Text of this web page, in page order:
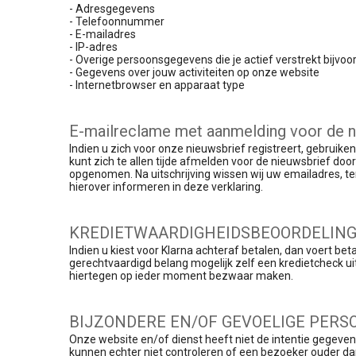
- Adresgegevens
- Telefoonnummer
- E-mailadres
- IP-adres
- Overige persoonsgegevens die je actief verstrekt
- Gegevens over jouw activiteiten op onze website
- Internetbrowser en apparaat type
E-mailreclame met aanmelding voor de
Indien u zich voor onze nieuwsbrief registreert,
kunt zich te allen tijde afmelden voor de nieuwsbrief
opgenomen. Na uitschrijving wissen wij uw emailadres,
hierover informeren in deze verklaring.
Indien u kiest voor Klarna achteraf betalen, dan voert
gerechtvaardigd belang mogelijk zelf een kredietcheck
hiertegen op ieder moment bezwaar maken.
BIJZONDERE EN/OF GEVOELIGE
Onze website en/of dienst heeft niet de intentie
kunnen echter niet controleren of een bezoeker ouder